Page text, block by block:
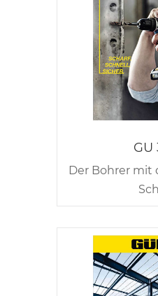
GU
Der Bohrer mit